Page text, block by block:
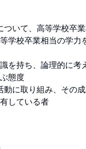
いて、高等学校卒
学校卒業相当の学
を持ち、論理的に
態度
に取り組み、その
している者